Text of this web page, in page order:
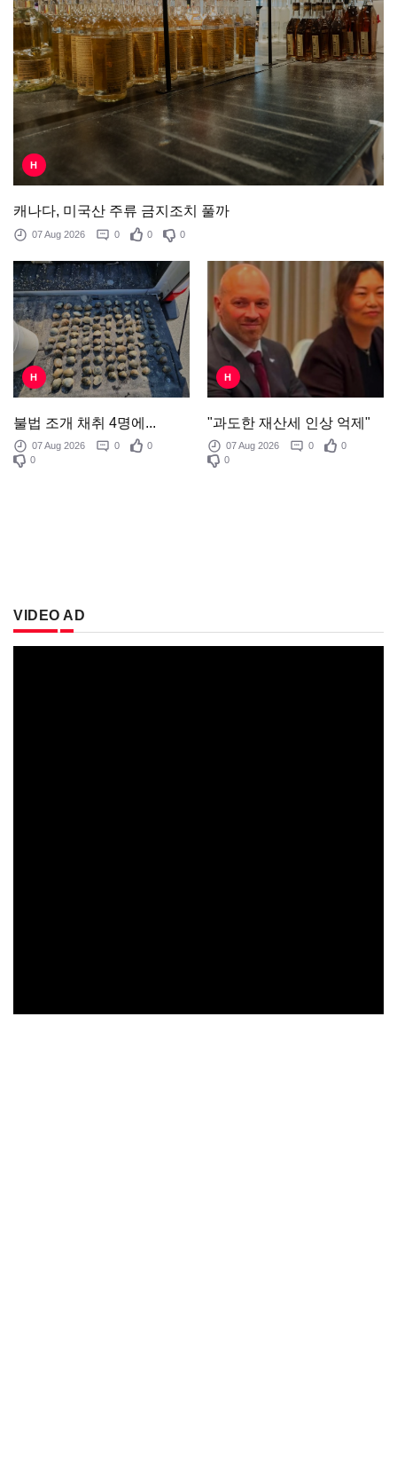
H
캐나다, 미국산 주류 금지조치 풀까
07 Aug 2026 0 0 0
H
불법 조개 채취 4명에...
07 Aug 2026 0
0
0
H
"과도한 재산세 인상 억제"
07 Aug 2026 0
0
0
VIDEO AD